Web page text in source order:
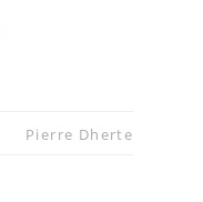
Pierre Dherte